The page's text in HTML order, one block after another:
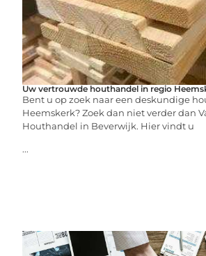
Uw vertrouwde houthandel in regio
Bent u op zoek naar een deskundige
Heemskerk? Zoek dan niet verder dan
Houthandel in Beverwijk. Hier vindt u
...